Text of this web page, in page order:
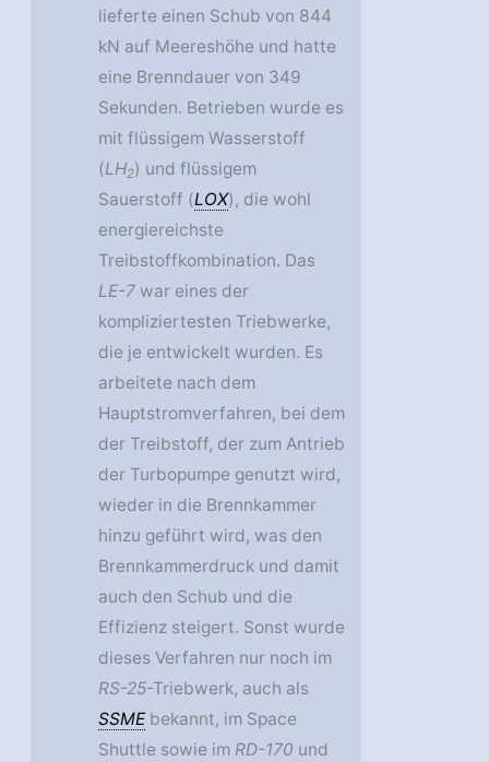
lieferte einen Schub von 844
kN auf Meereshöhe und hatte
eine Brenndauer von 349
Sekunden. Betrieben wurde es
mit flüssigem Wasserstoff
(LH2) und flüssigem
Sauerstoff (LOX), die wohl
energiereichste
Treibstoffkombination. Das
LE-7war eines der
kompliziertesten Triebwerke,
die je entwickelt wurden. Es
arbeitete nach dem
Hauptstromverfahren, bei dem
der Treibstoff, der zum Antrieb
der Turbopumpe genutzt wird,
wieder in die Brennkammer
hinzu geführt wird, was den
Brennkammerdruck und damit
auch den Schub und die
Effizienz steigert. Sonst wurde
dieses Verfahren nur noch im
RS-25-Triebwerk, auch als
SSMEbekannt, im Space
Shuttle sowie im RD-170 und